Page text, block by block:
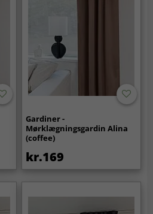
Gardiner -
Mørklægningsgardin Alina
(coffee)
kr.169